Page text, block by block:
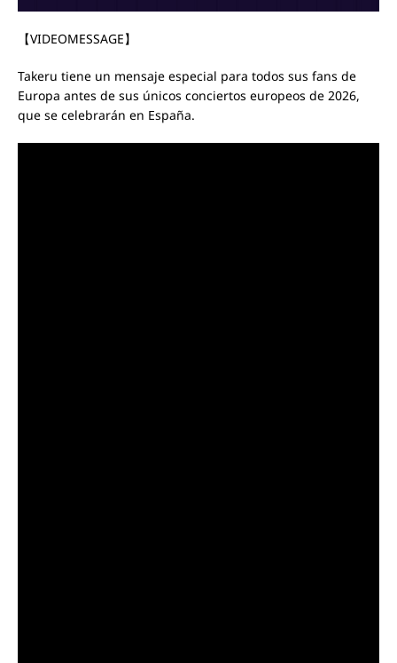
【VIDEOMESSAGE】
Takeru tiene un mensaje especial para todos sus fans de
Europa antes de sus únicos conciertos europeos de 2026,
que se celebrarán en España.